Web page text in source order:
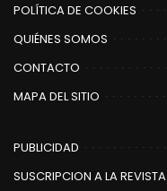
POLÍTICA DE COOKIES
QUIÉNES SOMOS
CONTACTO
MAPA DEL SITIO
PUBLICIDAD
SUSCRIPCION A LA REVISTA